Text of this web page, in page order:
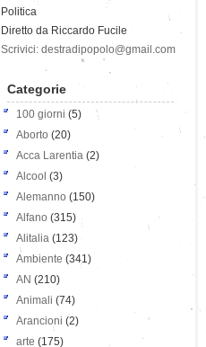
Politica
Diretto da Riccardo Fucile
Scrivici: destradipopolo@gmail.com
Categorie
100 giorni (5)
Aborto (20)
Acca Larentia (2)
Alcool (3)
Alemanno (150)
Alfano (315)
Alitalia (123)
Ambiente (341)
AN (210)
Animali (74)
Arancioni (2)
arte (175)